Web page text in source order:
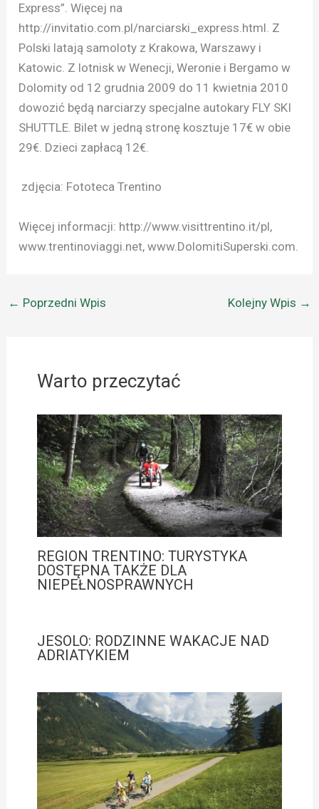
Express”. Więcej na
http://invitatio.com.pl/narciarski_express.html. Z
Polski latają samoloty z Krakowa, Warszawy i
Katowic. Z lotnisk w Wenecji, Weronie i Bergamo w
Dolomity od 12 grudnia 2009 do 11 kwietnia 2010
dowozić będą narciarzy specjalne autokary FLY SKI
SHUTTLE. Bilet w jedną stronę kosztuje 17€ w obie
29€. Dzieci zapłacą 12€.
zdjęcia: Fototeca Trentino
Więcej informacji: http://www.visittrentino.it/pl,
www.trentinoviaggi.net, www.DolomitiSuperski.com.
← Poprzedni Wpis Kolejny Wpis →
Warto przeczytać
REGION TRENTINO: TURYSTYKA
DOSTĘPNA TAKŻE DLA
NIEPEŁNOSPRAWNYCH
JESOLO: RODZINNE WAKACJE NAD
ADRIATYKIEM